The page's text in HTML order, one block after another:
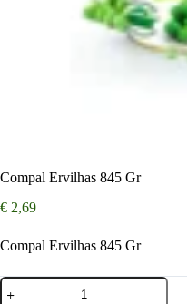
Compal Ervilhas 845 Gr
€ 2,69
Compal Ervilhas 845 Gr
Compal
Ervilhas